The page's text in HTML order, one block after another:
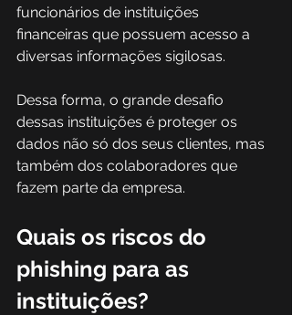
funcionários de instituições
financeiras que possuem acesso a
diversas informações sigilosas.
Dessa forma, o grande desafio
dessas instituições é proteger os
dados não só dos seus clientes, mas
também dos colaboradores que
fazem parte da empresa.
Quais os riscos do
phishing para as
instituições?